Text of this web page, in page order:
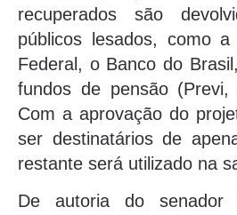
recuperados são
públicos lesados, como a
Federal, o Banco do
fundos de pensão (Previ,
Com a aprovação do
ser destinatários de
restante será utilizado na
De autoria do senador